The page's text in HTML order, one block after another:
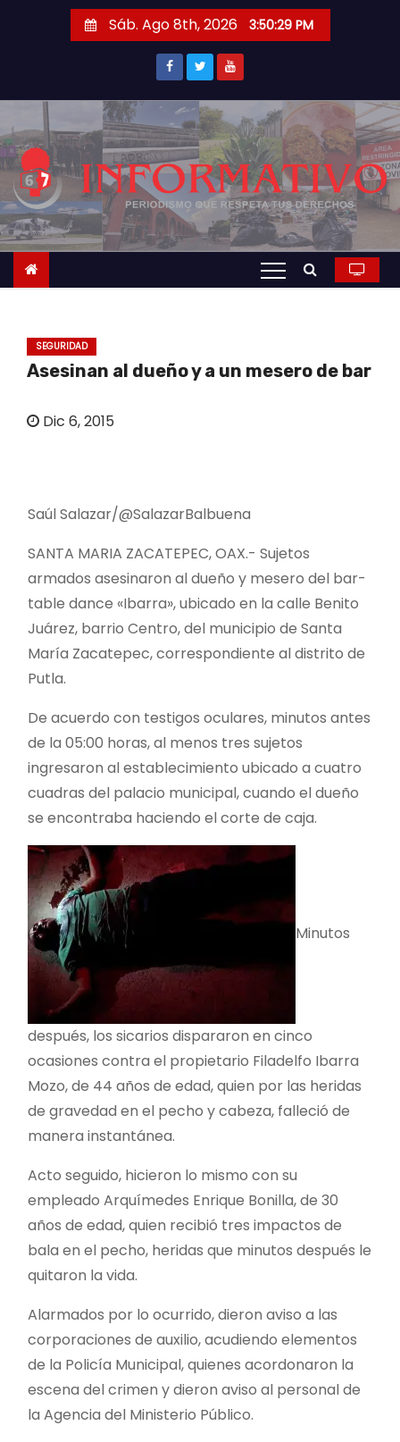
r
a
c
o
t
Sáb. Ago 8th, 2026 3:50:30 PM
SEGURIDAD
Asesinan al dueño y a un mesero de bar
Dic 6, 2015
Saúl Salazar/@SalazarBalbuena
SANTA MARIA ZACATEPEC, OAX.- Sujetos
armados asesinaron al dueño y mesero del bar-
table dance «Ibarra», ubicado en la calle Benito
Juárez, barrio Centro, del municipio de Santa
María Zacatepec, correspondiente al distrito de
Putla.
De acuerdo con testigos oculares, minutos antes
de la 05:00 horas, al menos tres sujetos
ingresaron al establecimiento ubicado a cuatro
cuadras del palacio municipal, cuando el dueño
se encontraba haciendo el corte de caja.
Minutos
después, los sicarios dispararon en cinco
ocasiones contra el propietario Filadelfo Ibarra
Mozo, de 44 años de edad, quien por las heridas
de gravedad en el pecho y cabeza, falleció de
manera instantánea.
Acto seguido, hicieron lo mismo con su
empleado Arquímedes Enrique Bonilla, de 30
años de edad, quien recibió tres impactos de
bala en el pecho, heridas que minutos después le
quitaron la vida.
Alarmados por lo ocurrido, dieron aviso a las
corporaciones de auxilio, acudiendo elementos
de la Policía Municipal, quienes acordonaron la
escena del crimen y dieron aviso al personal de
la Agencia del Ministerio Público.